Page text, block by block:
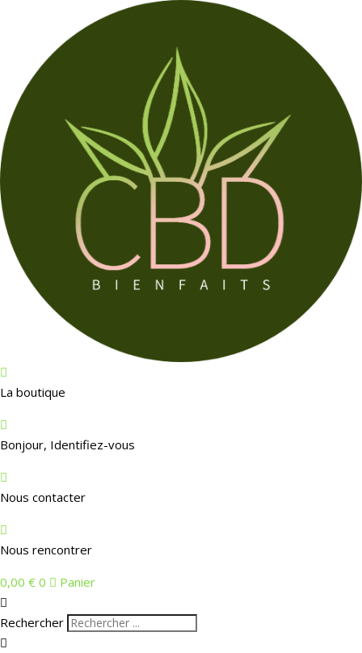
La boutique
Bonjour, Identifiez-vous
Nous contacter
Nous rencontrer
0,00 € 0 Panier
Rechercher